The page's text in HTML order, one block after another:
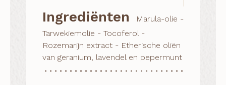
Ingrediënten
Marula-olie -
Tarwekiemolie - Tocoferol -
Rozemarijn extract - Etherische oliën
van geranium, lavendel en pepermunt